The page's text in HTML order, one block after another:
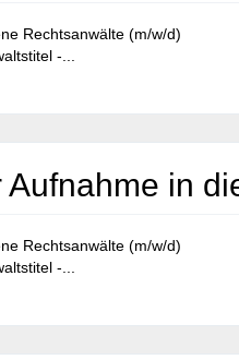
Rechtsanwälte (m/w/d)
-...
in
Rechtsanwälte (m/w/d)
-...